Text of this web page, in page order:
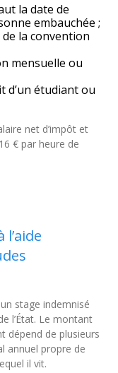
la date de
embauchée ;
la convention
mensuelle ou
d’un étudiant ou
net d’impôt et
€ par heure de
stage indemnisé
l’État. Le montant
dépend de plusieurs
annuel propre de
il vit.